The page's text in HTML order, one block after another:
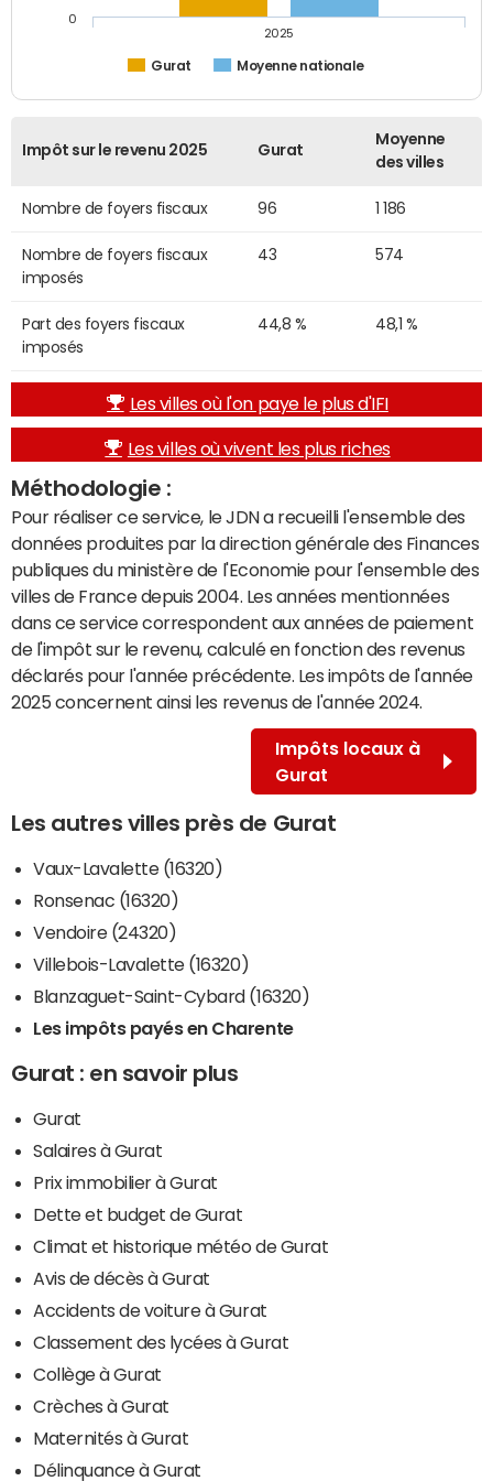
Gurat Moyenne nationale
2025
0
Impôt sur le revenu 2025 Gurat
Moyenne
des villes
Nombre de foyers fiscaux 96 1 186
Nombre de foyers fiscaux
imposés
43 574
Part des foyers fiscaux
imposés
44,8 % 48,1 %
Les villes où l'on paye le plus d'IFI
Les villes où vivent les plus riches
Méthodologie :
Pour réaliser ce service, le JDN a recueilli l'ensemble des
données produites par la direction générale des Finances
publiques du ministère de l'Economie pour l'ensemble des
villes de France depuis 2004. Les années mentionnées
dans ce service correspondent aux années de paiement
de l'impôt sur le revenu, calculé en fonction des revenus
déclarés pour l'année précédente. Les impôts de l'année
2025 concernent ainsi les revenus de l'année 2024.
Impôts locaux à
Gurat
Les autres villes près de Gurat
Vaux-Lavalette (16320)
Ronsenac (16320)
Vendoire (24320)
Villebois-Lavalette (16320)
Blanzaguet-Saint-Cybard (16320)
Les impôts payés en Charente
Gurat : en savoir plus
Gurat
Salaires à Gurat
Prix immobilier à Gurat
Dette et budget de Gurat
Climat et historique météo de Gurat
Avis de décès à Gurat
Accidents de voiture à Gurat
Classement des lycées à Gurat
Collège à Gurat
Crèches à Gurat
Maternités à Gurat
Délinquance à Gurat